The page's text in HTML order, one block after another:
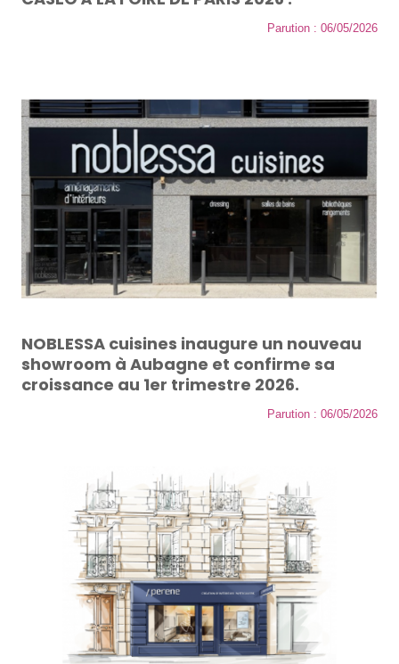
Parution : 06/05/2026
NOBLESSA cuisines inaugure un nouveau
showroom à Aubagne et confirme sa
croissance au 1er trimestre 2026.
Parution : 06/05/2026